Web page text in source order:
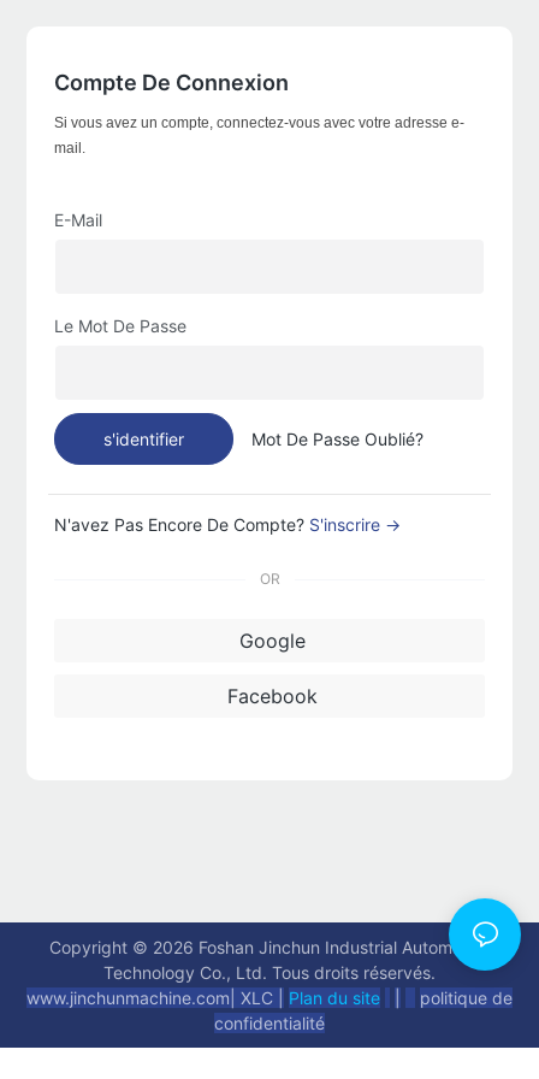
Compte De Connexion
Si vous avez un compte, connectez-vous avec votre adresse e-
mail.
E-Mail
Le Mot De Passe
s'identifier Mot De Passe Oublié?
N'avez Pas Encore De Compte? S'inscrire →
OR
Google
Facebook
Copyright © 2026 Foshan Jinchun Industrial Automation
Technology Co., Ltd. Tous droits réservés.
www.jinchunmachine.com XLC | Plan du site
politique de
confidentialité